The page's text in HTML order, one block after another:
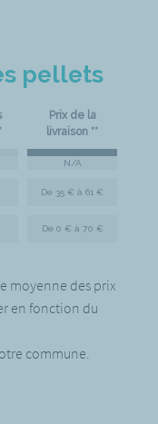
pellets
Prix de la
livraison **
N/A
De 35 € à 61 €
De 0 € à 70 €
moyenne des prix
en fonction du
commune.